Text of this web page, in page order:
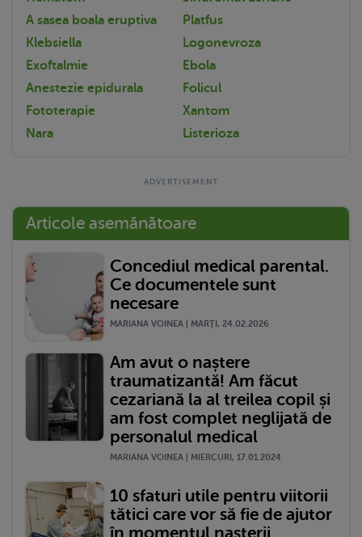
A sasea boala eruptiva
Platfus
Klebsiella
Logonevroza
Exoftalmie
Ebola
Anestezie epidurala
Folicul
Fototerapie
Xantom
Nara
Listerioza
Articole asemănătoare
Concediul medical parental.
Ce documentele sunt
necesare
MARIANA VOINEA | MARŢI, 24.02.2026
Am avut o naștere
traumatizantă! Am făcut
cezariană la al treilea copil și
am fost complet neglijată de
personalul medical
MARIANA VOINEA | MIERCURI, 17.01.2024
10 sfaturi utile pentru viitorii
tătici care vor să fie de ajutor
în momentul nașterii